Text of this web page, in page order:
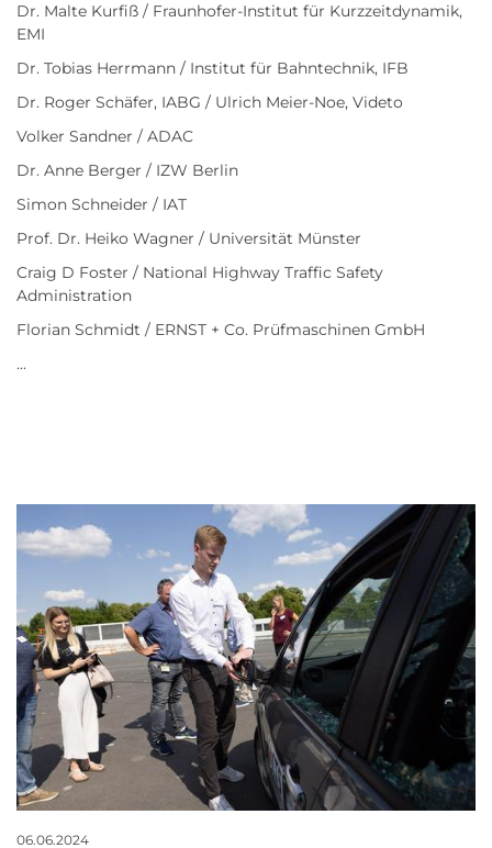
Dr. Malte Kurfiß / Fraunhofer-Institut für Kurzzeitdynamik,
EMI
Dr. Tobias Herrmann / Institut für Bahntechnik, IFB
Dr. Roger Schäfer, IABG / Ulrich Meier-Noe, Videto
Volker Sandner / ADAC
Dr. Anne Berger / IZW Berlin
Simon Schneider / IAT
Prof. Dr. Heiko Wagner / Universität Münster
Craig D Foster / National Highway Traffic Safety
Administration
Florian Schmidt / ERNST + Co. Prüfmaschinen GmbH
...
06.06.2024